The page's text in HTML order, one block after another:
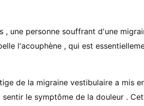
, une personne souffrant d'une
l'acouphène , qui est
de la migraine vestibulaire a mis
sentir le symptôme de la douleur .